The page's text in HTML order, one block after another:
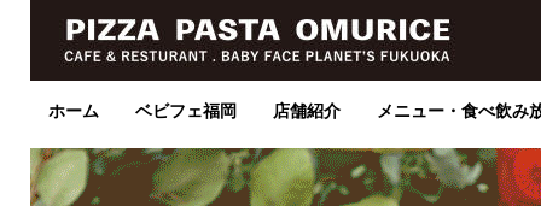
ホーム ベビフェ福岡 店舗紹介 メニュー・食べ飲み